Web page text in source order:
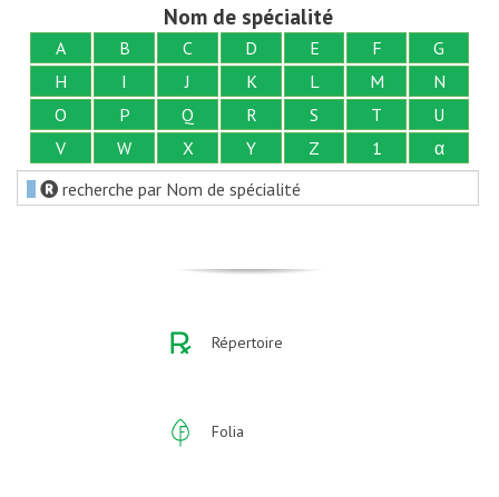
Nom de spécialité
A B C D E F
G
H
I J K L M
N
O
P Q R S T
U
V
W X Y Z 1
α
recherche par Nom de spécialité
Répertoire
Folia